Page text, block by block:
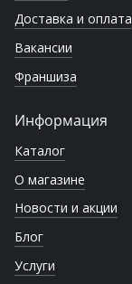
Доставка и оплата
Вакансии
Франшиза
Информация
Каталог
О магазине
Новости и акции
Блог
Услуги